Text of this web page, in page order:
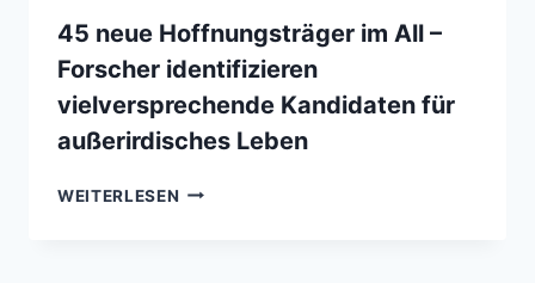
45 neue Hoffnungsträger im All –
Forscher identifizieren
vielversprechende Kandidaten für
außerirdisches Leben
WEITERLESEN 45